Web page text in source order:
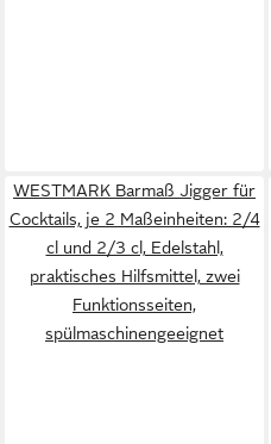
WESTMARK Barmaß Jigger für
Cocktails, je 2 Maßeinheiten: 2/4
cl und 2/3 cl, Edelstahl,
praktisches Hilfsmittel, zwei
Funktionsseiten,
spülmaschinengeeignet